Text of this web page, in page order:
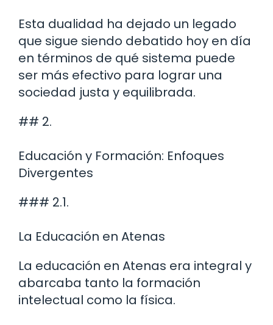
Esta dualidad ha dejado un legado
que sigue siendo debatido hoy en día
en términos de qué sistema puede
ser más efectivo para lograr una
sociedad justa y equilibrada.
## 2.
Educación y Formación: Enfoques
Divergentes
### 2.1.
La Educación en Atenas
La educación en Atenas era integral y
abarcaba tanto la formación
intelectual como la física.